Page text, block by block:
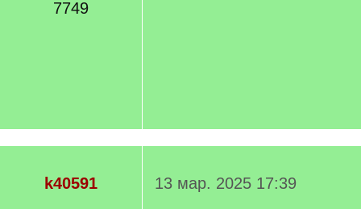
7749
k40591
13 мар. 2025 17:39